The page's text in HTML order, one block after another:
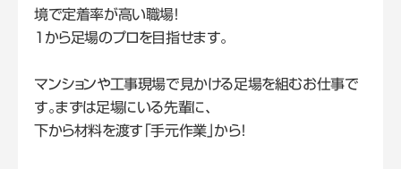
境で定着率が高い職場！
1から足場のプロを目指せます。
マンションや工事現場で見かける足場を組むお仕事で
す。まずは足場にいる先輩に、
下から材料を渡す「手元作業」から！